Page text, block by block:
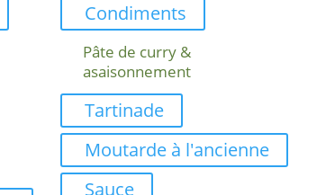
Condiments
Pâte de curry &
asaisonnement
Tartinade
Moutarde à l'ancienne
Sauce